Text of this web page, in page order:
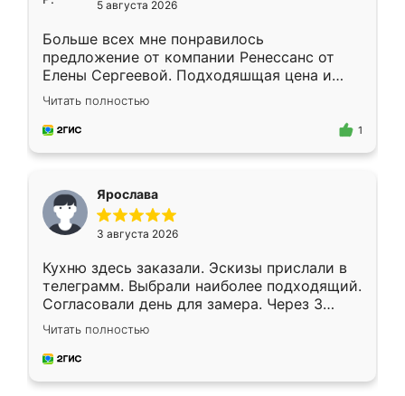
5 августа 2026
Больше всех мне понравилось
предложение от компании Ренессанс от
Елены Сергеевой. Подходяшщая цена и
короткие сроки изготовления. Приехавший
для замера сотрудник Владислав
предложил по моему эскизу самый
Читать полностью
1
Ярослава
3 августа 2026
Кухню здесь заказали. Эскизы прислали в
телеграмм. Выбрали наиболее подходящий.
Согласовали день для замера. Через 3
недели кухня была уже готова. Остались
довольны работой. Спасибо Ренессанс
мебель за качественную работу!
Читать полностью